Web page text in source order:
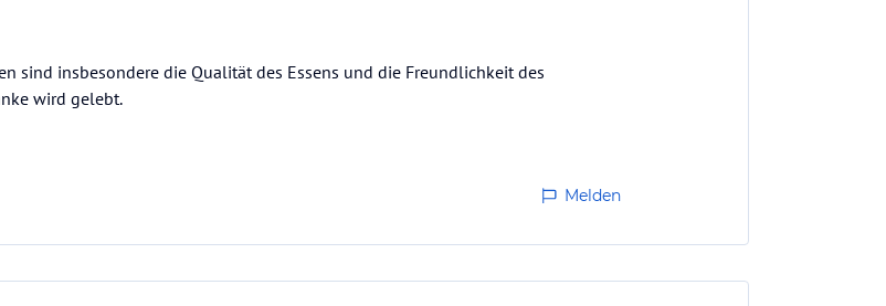
sind insbesondere die Qualität des Essens und die Freundlichkeit des
wird gelebt.
Melden